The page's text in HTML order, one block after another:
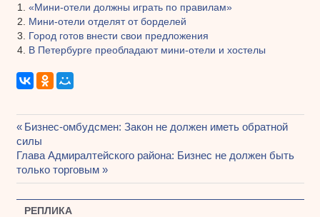
«Мини-отели должны играть по правилам»
Мини-отели отделят от борделей
Город готов внести свои предложения
В Петербурге преобладают мини-отели и хостелы
Навигация
по
записям
Предыдущая
запись:
Бизнес-омбудсмен: Закон не должен иметь обратной
силы
Следующая
запись:
Глава Адмиралтейского района: Бизнес не должен быть
только торговым
РЕПЛИКА